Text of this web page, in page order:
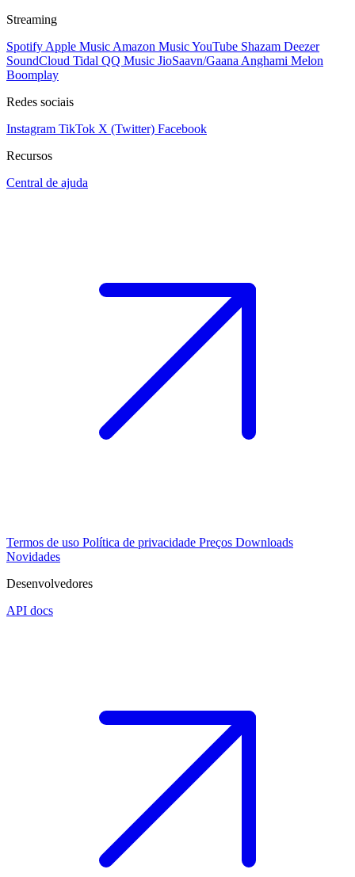
Streaming
Spotify Apple Music Amazon MusicYouTube Shazam Deezer
SoundCloud Tidal QQ Music JioSaavn/Gaana Anghami Melon
Boomplay
Redes sociais
Instagram TikTok X (Twitter) Facebook
Recursos
Central de ajuda
Termos de uso Política de privacidade Preços Downloads
Novidades
Desenvolvedores
API docs